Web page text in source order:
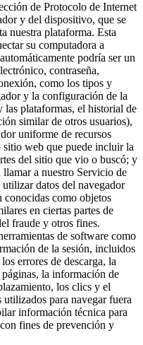
de Protocolo de Internet
y del dispositivo, que se
nuestra plataforma. Esta
su computadora a
podría ser un
contraseña,
como los tipos y
y la configuración de la
las plataformas, el historial de
similar de otros usuarios),
uniforme de recursos
web que puede incluir la
del sitio que vio o buscó; y
a nuestro Servicio de
datos del navegador
conocidas como objetos
en ciertas partes de
fraude y otros fines.
de software como
de la sesión, incluidos
errores de descarga, la
la información de
los clics y el
para navegar fuera
información técnica para
fines de prevención y